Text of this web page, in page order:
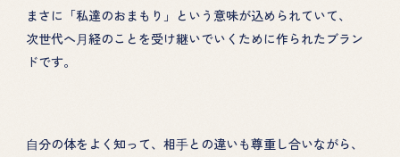
ABOUT
DONATION
性教育の講演
まさに「私達のおまもり」という意味が込められていて、
次世代へ⽉経のことを受け継いでいくために作られたブラン
ドです。
⾃分の体をよく知って、相⼿との違いも尊重し合いながら、